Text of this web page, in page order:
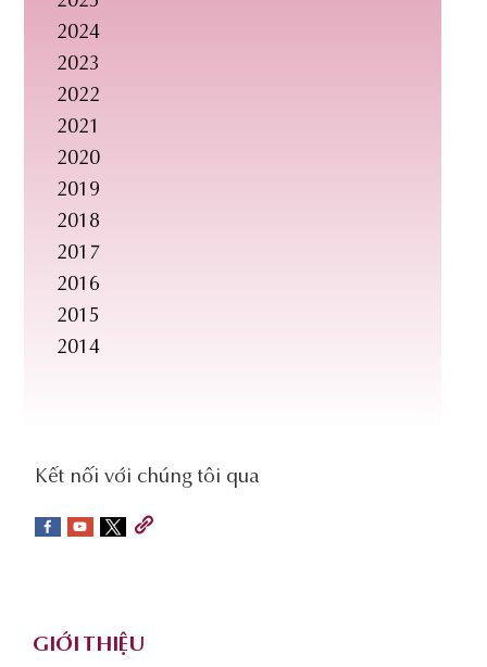
2024
2023
2022
2021
2020
2019
2018
2017
2016
2015
2014
social-
sidebar
Kết nối với chúng tôi qua
GIỚI THIỆU